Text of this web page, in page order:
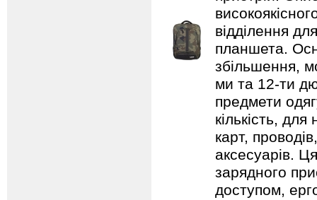
відділення
планшета.
збільшення,
ми та 12-ти
предмети
кількість,
карт,
аксесуарів.
зарядного
доступом,